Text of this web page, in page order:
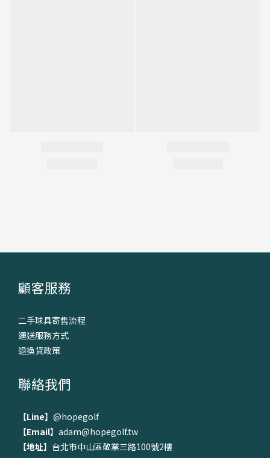
顧客服務
二手球具寄售流程
運送服務方式
退換貨政策
聯絡我們
【Line】 @hopegolf
【Email】adam@hopegolf.tw
【地址】台北市中山區敬業三路100號2樓